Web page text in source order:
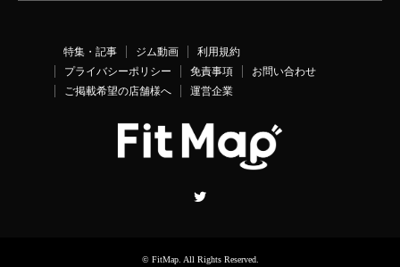
特集・記事 ジム動画
利用規約
プライバシーポリシー
免責事項
お問い合わせ
ご掲載希望の店舗様へ
運営企業
© FitMap. All Rights Reserved.